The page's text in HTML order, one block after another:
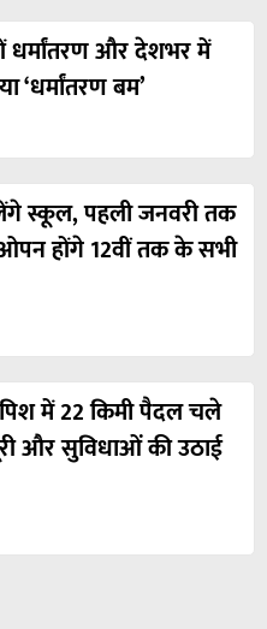
धर्मांतरण और देशभर में
‘धर्मांतरण बम’
स्कूल, पहली जनवरी तक
ओपन होंगे 12वीं तक के सभी
में 22 किमी पैदल चले
और सुविधाओं की उठाई